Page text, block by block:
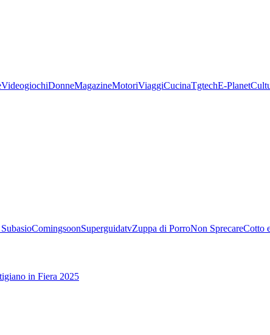
VideogiochiDonneMagazineMotoriViaggiCucinaTgtechE-Planet
ComingsoonSuperguidatvZuppa di PorroNon SprecareCotto
in Fiera 2025